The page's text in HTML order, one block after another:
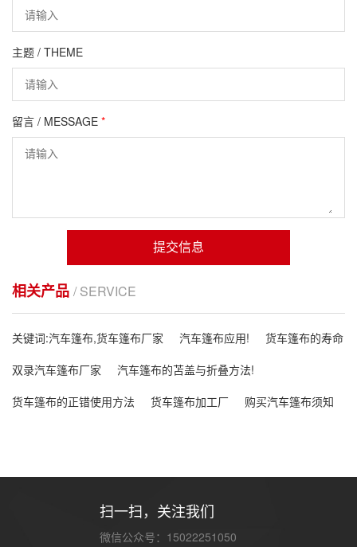
主题 / THEME
留言 / MESSAGE *
提交信息
相关产品 / SERVICE
关键词:汽车篷布,货车篷布厂家 汽车篷布应用!
货车篷布的寿命
双录汽车篷布厂家
汽车篷布的苫盖与折叠方法!
货车篷布的正错使用方法
货车篷布加工厂 购买汽车篷布须知
扫一扫，关注我们
微信公众号：15022251050